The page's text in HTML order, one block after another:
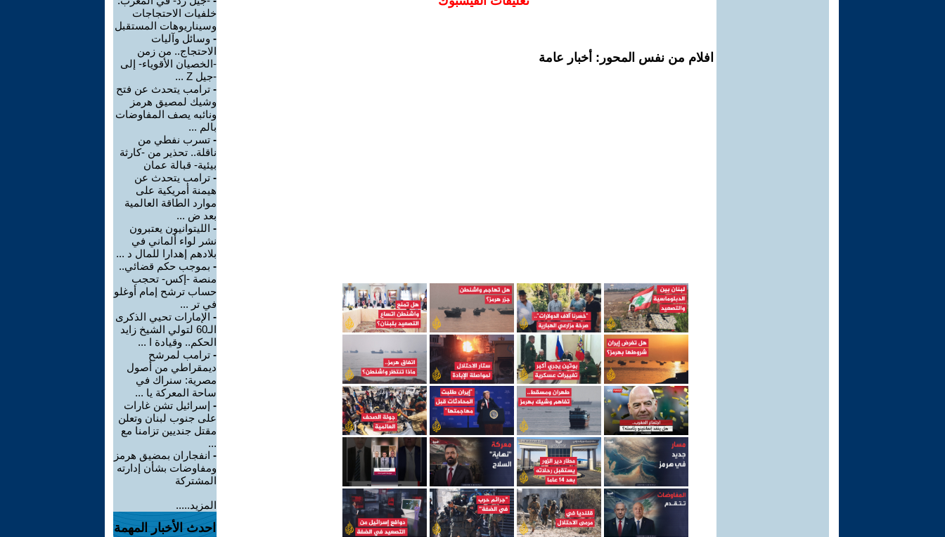
افلام من نفس المحور: أخبار عامة
خلفيات الاحتجاجات
وسيناريوهات المستقبل
- وسائل وآليات
الاحتجاج.. من زمن
-الخصيان الأقوياء- إلى
-جيل Z ...
- ترامب يتحدث عن فتح
وشيك لمصيق هرمز
ونائبه يصف المفاوضات
بالم ...
- تسرب نفطي من
ناقلة.. تحذير من -كارثة
بيئية- قبالة عمان
- ترامب يتحدث عن
هيمنة أمريكية على
موارد الطاقة العالمية
بعد ض ...
- الليتوانيون يعتبرون
نشر لواء ألماني في
بلادهم إهدارا للمال د ...
- بموجب حكم قضائي..
منصة -إكس- تحجب
حساب ترشح إمام أوغلو
في تر ...
- الإمارات تحيي الذكرى
الـ60 لتولي الشيخ زايد
الحكم.. وقيادة ا ...
- ترامب لمرشح
ديمقراطي من أصول
مصرية: سنراك في
ساحة المعركة يا ...
- إسرائيل تشن غارات
على جنوب لبنان وتعلن
مقتل جنديين تزامنا مع
...
- انفجاران بمضيق هرمز
ومفاوضات بشأن إدارته
المشتركة
المزيد.....
احدث الأخبار المهمة